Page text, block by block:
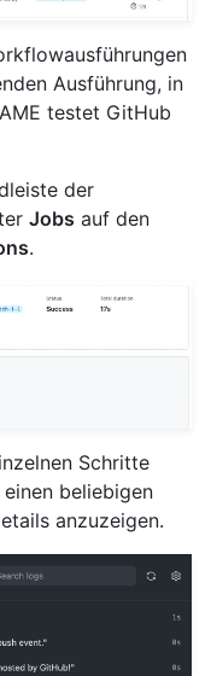
Ausführung, in
testet GitHub
der
Jobs auf den
.
Schritte
beliebigen
anzuzeigen.